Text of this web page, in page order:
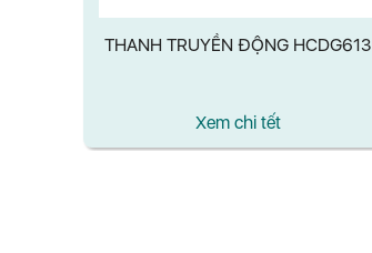
THANH TRUYỀN ĐỘNG HCDG613
Xem chi tết